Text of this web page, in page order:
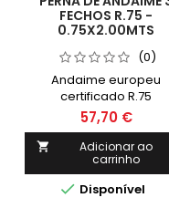
FECHOS R.75 -
0.75X2.00MTS
(0)
Andaime europeu
certificado R.75
Galvanizado
57,70 €

Adicionar ao
carrinho
 Disponível